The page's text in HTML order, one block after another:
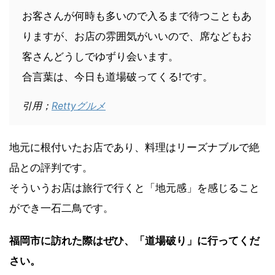
お客さんが何時も多いので入るまで待つこともあ
りますが、お店の雰囲気がいいので、席などもお
客さんどうしでゆずり会います。
合言葉は、今日も道場破ってくる!です。
引用； Rettyグルメ
地元に根付いたお店であり、料理はリーズナブルで絶
品との評判です。
そういうお店は旅行で行くと「地元感」を感じること
ができ一石二鳥です。
福岡市に訪れた際はぜひ、「道場破り」に行ってくだ
さい。